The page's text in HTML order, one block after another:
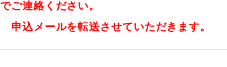
でご連絡ください。
申込メールを転送させていただきます。